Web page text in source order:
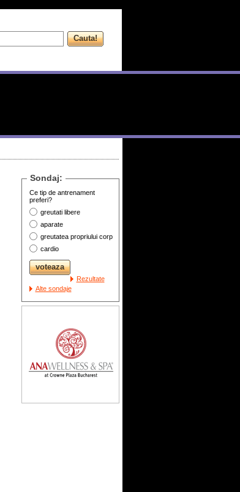
Sondaj:
Ce tip de antrenament
preferi?
greutati libere
aparate
greutatea propriului corp
cardio
Rezultate
Alte sondaje